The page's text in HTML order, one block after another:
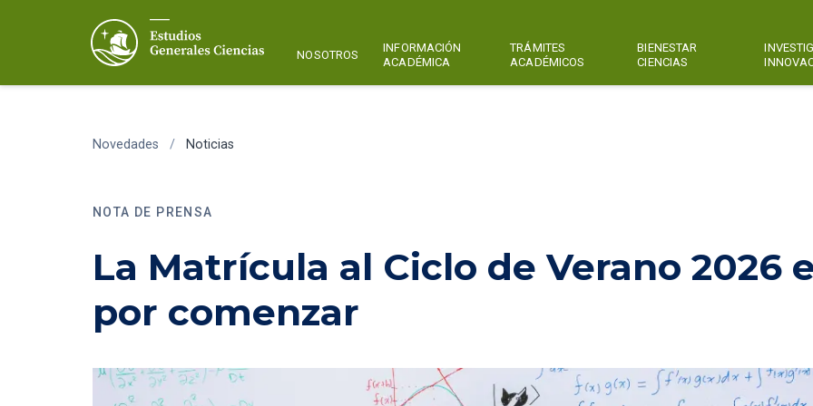
NOSOTROS
INFORMACIÓN
ACADÉMICA
TRÁMITES
ACADÉMICOS
BIENESTAR
CIENCIAS
Novedades / Noticias
NOTA DE PRENSA
La Matrícula al Ciclo de Verano 2026
por comenzar